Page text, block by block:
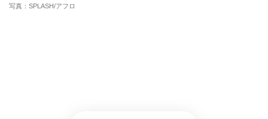
写真：SPLASH/アフロ